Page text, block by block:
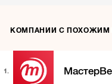
КОМПАНИИ С
1.